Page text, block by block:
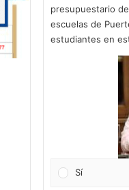
presupuestario
escuelas de
estudiantes en
Sí